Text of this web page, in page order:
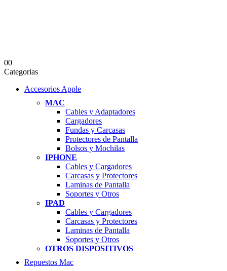
00
Categorias
Accesorios Apple
MAC
Cables y Adaptadores
Cargadores
Fundas y Carcasas
Protectores de Pantalla
Bolsos y Mochilas
IPHONE
Cables y Cargadores
Carcasas y Protectores
Laminas de Pantalla
Soportes y Otros
IPAD
Cables y Cargadores
Carcasas y Protectores
Laminas de Pantalla
Soportes y Otros
OTROS DISPOSITIVOS
Repuestos Mac